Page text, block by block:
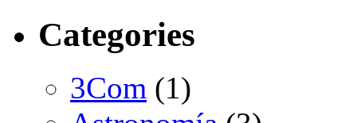
Categories
3Com (1)